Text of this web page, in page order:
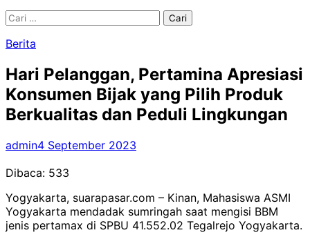
Cari
Berita
Hari Pelanggan, Pertamina Apresiasi
Konsumen Bijak yang Pilih Produk
Berkualitas dan Peduli Lingkungan
admin4 September 2023
Dibaca: 533
Yogyakarta, suarapasar.com – Kinan, Mahasiswa ASMI
Yogyakarta mendadak sumringah saat mengisi BBM
jenis pertamax di SPBU 41.552.02 Tegalrejo Yogyakarta.